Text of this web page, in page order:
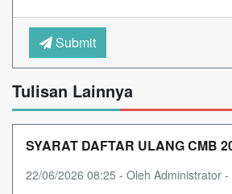
Submit
Tulisan Lainnya
SYARAT DAFTAR ULANG CMB
22/06/2026 08:25 - Oleh Administrator